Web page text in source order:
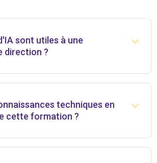
sont utiles à une
direction ?
techniques en
cette formation ?